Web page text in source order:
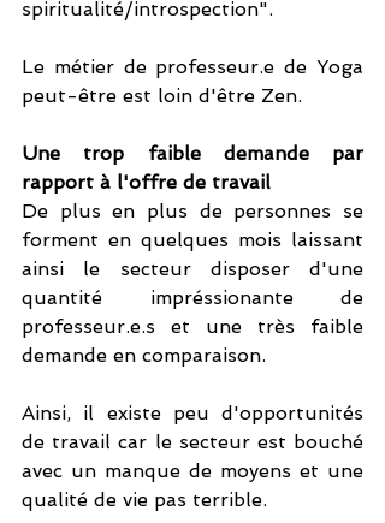
spiritualité/introspection".
Le métier de professeur.e de Yoga
peut-être est loin d'être Zen.
Une trop faible demande par
rapport à l'offre de travail
De plus en plus de personnes se
forment en quelques mois laissant
ainsi le secteur disposer d'une
quantité impréssionante de
professeur.e.s et une très faible
demande en comparaison.
Ainsi, il existe peu d'opportunités
de travail car le secteur est bouché
avec un manque de moyens et une
qualité de vie pas terrible.